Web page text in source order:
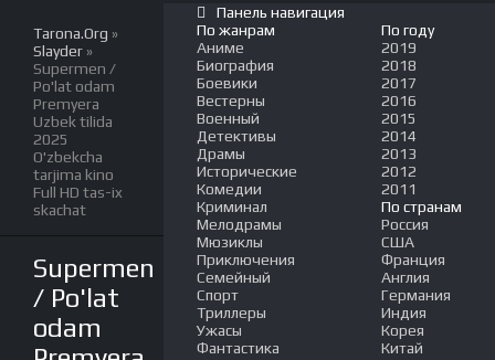
Tarona.Org »
Slayder »
Supermen /
Po'lat odam
Premyera
Uzbek tilida
2025
O'zbekcha
tarjima kino
Full HD tas-ix
skachat
Supermen
/ Po'lat
odam
Панель навигация
По жанрам
Аниме
Биография
Боевики
Вестерны
Военный
Детективы
Драмы
Исторические
Комедии
Криминал
Мелодрамы
Мюзиклы
Приключения
Семейный
Спорт
Триллеры
Ужасы
Фантастика
По году
2019
2018
2017
2016
2015
2014
2013
2012
2011
По странам
Россия
США
Франция
Англия
Германия
Индия
Корея
Китай